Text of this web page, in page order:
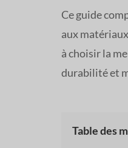
Ce guide
aux
à choisir la
durabilité et
Table des